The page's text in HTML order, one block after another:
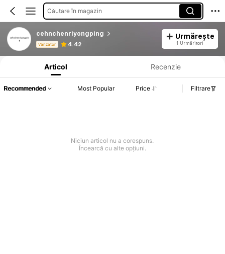
Căutare în magazin
cehnchenriyongping
Vânzător 4.42
Urmărește
1 Urmăritori
Informații despre produs: Divulgarea prețului, detalii privind vânzările și stocul.
Articol Recenzie
Recommended Most Popular Price Filtrare
Niciun articol nu a corespuns.
Încearcă cu alte opțiuni.